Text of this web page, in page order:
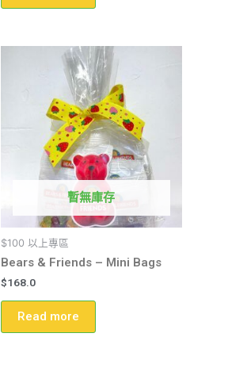
暫無庫存
$100 以上專區
Bears & Friends – Mini Bags
$168.0
Read more